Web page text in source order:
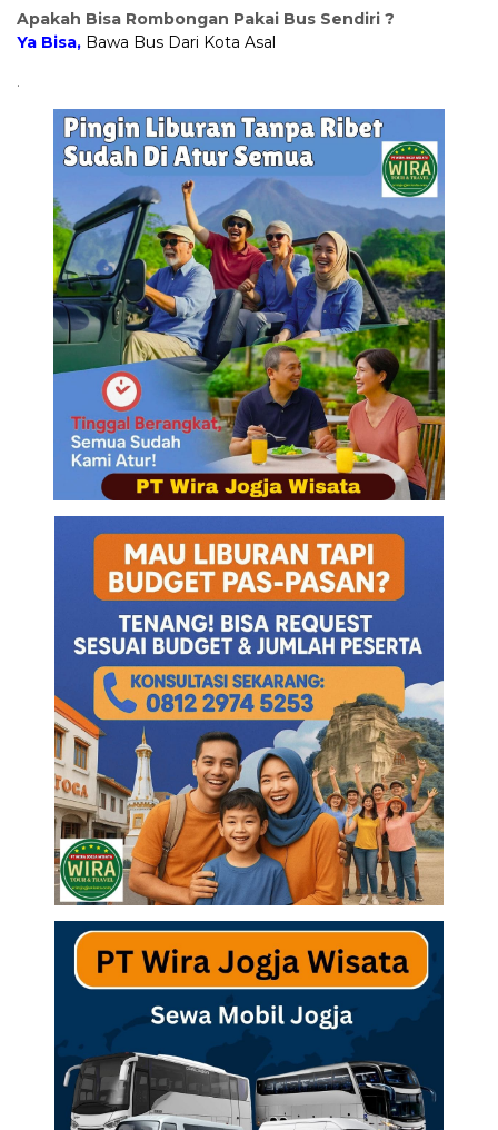
Apakah Bisa Rombongan Pakai Bus Sendiri ?
Ya Bisa, Bawa Bus Dari Kota Asal
.